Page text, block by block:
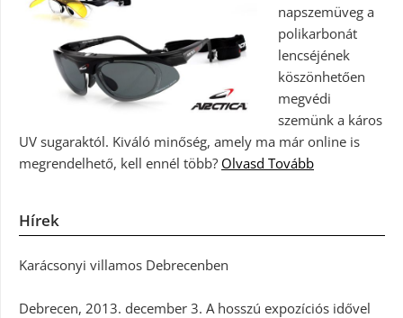
napszemüveg a
polikarbonát
lencséjének
köszönhetően
megvédi
szemünk a káros
UV sugaraktól. Kiváló minőség, amely ma már online is
megrendelhető, kell ennél több? Olvasd Tovább
Hírek
Karácsonyi villamos Debrecenben
Debrecen, 2013. december 3. A hosszú expozíciós idővel